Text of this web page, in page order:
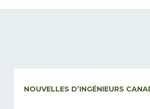
NOUVELLES D’INGÉNIEURS